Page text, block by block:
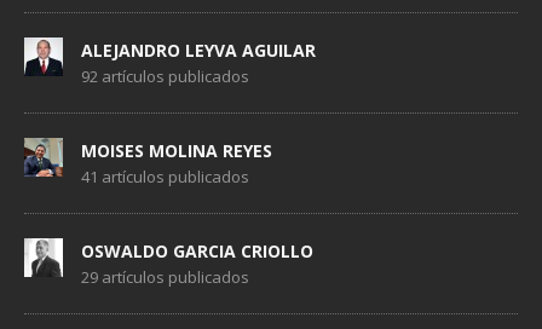
ALEJANDRO LEYVA AGUILAR
92 artículos publicados
MOISES MOLINA REYES
41 artículos publicados
OSWALDO GARCIA CRIOLLO
29 artículos publicados